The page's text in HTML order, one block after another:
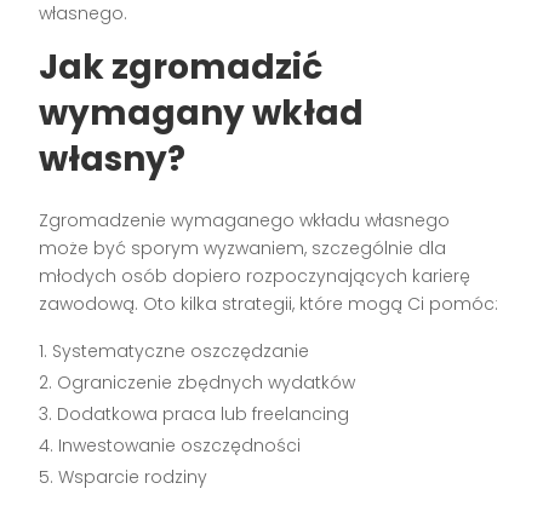
własnego.
Jak zgromadzić
wymagany wkład
własny?
Zgromadzenie wymaganego wkładu własnego
może być sporym wyzwaniem, szczególnie dla
młodych osób dopiero rozpoczynających karierę
zawodową. Oto kilka strategii, które mogą Ci pomóc:
Systematyczne oszczędzanie
Ograniczenie zbędnych wydatków
Dodatkowa praca lub freelancing
Inwestowanie oszczędności
Wsparcie rodziny